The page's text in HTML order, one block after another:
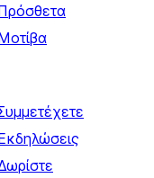
Πρόσθετα
Μοτίβα
Εκδηλώσεις